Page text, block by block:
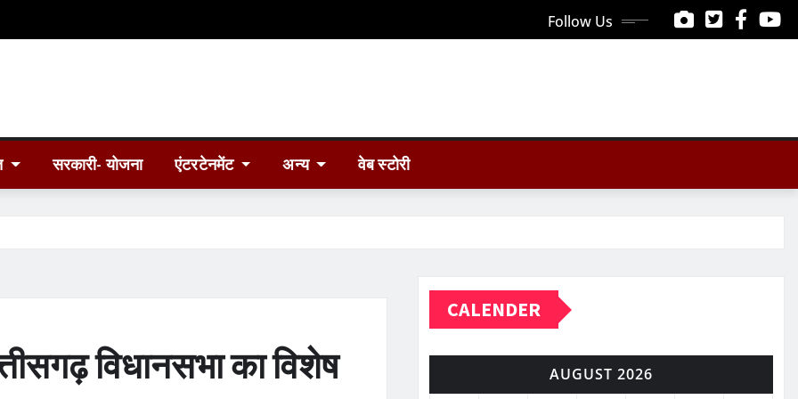
Follow Us
सरकारी- योजना एंटरटेनमेंट अन्य वेब स्टोरी
विधानसभा का विशेष
CALENDER
AUGUST 2026